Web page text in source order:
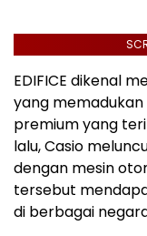
EDIFICE dikenal
yang
premium yang
lalu, Casio
dengan mesin
tersebut
di berbagai